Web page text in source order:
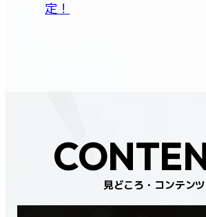
定！
見どころ・コンテンツ